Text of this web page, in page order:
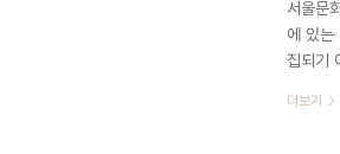
서울문
에 있는
집되기
전제
더보기